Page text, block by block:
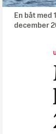
En båt med
december